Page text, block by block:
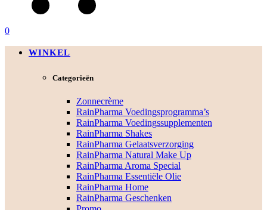
0
WINKEL
Categorieën
Zonnecrème
RainPharma Voedingsprogramma’s
RainPharma Voedingssupplementen
RainPharma Shakes
RainPharma Gelaatsverzorging
RainPharma Natural Make Up
RainPharma Aroma Special
RainPharma Essentiële Olie
RainPharma Home
RainPharma Geschenken